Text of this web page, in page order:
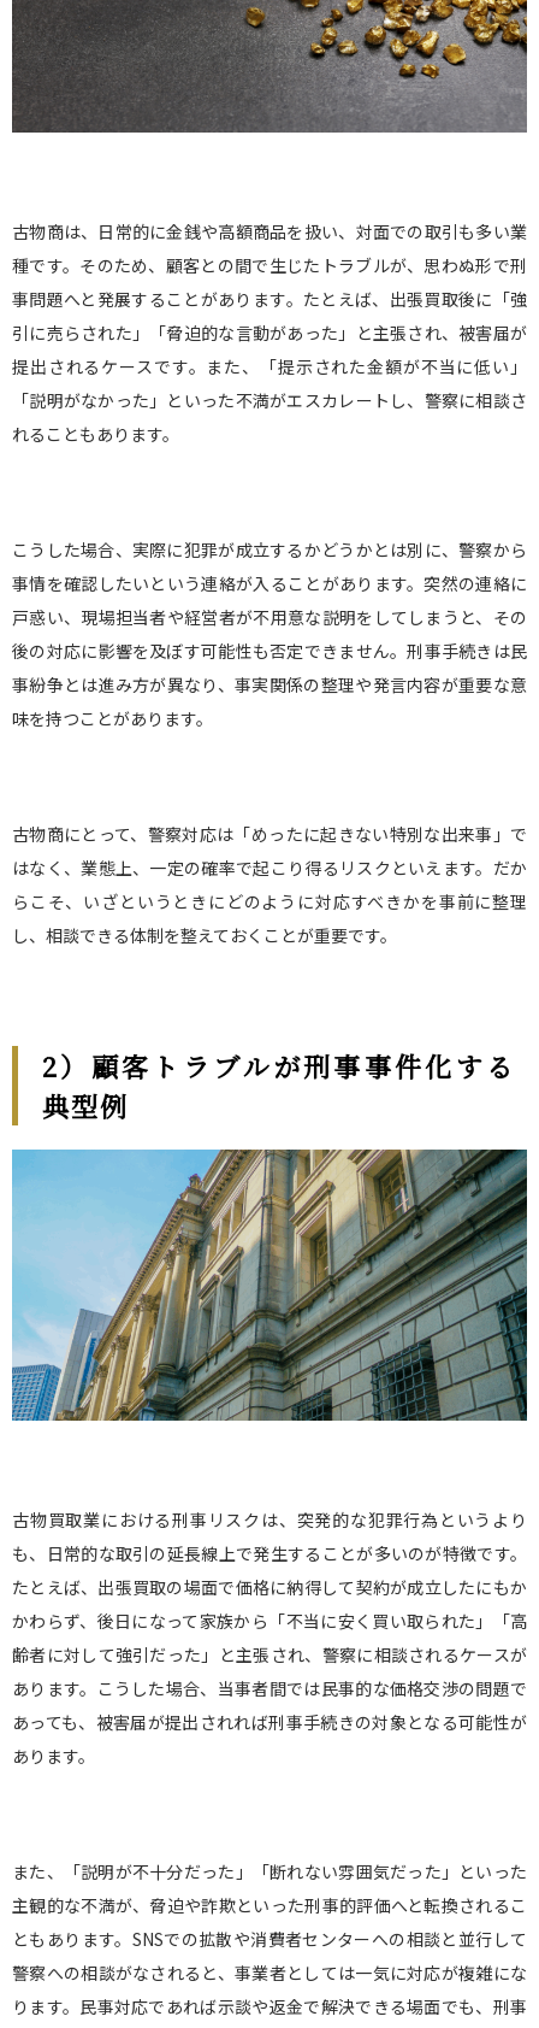
古物商は、日常的に金銭や高額商品を扱い、対面での取引も多い業
種です。そのため、顧客との間で生じたトラブルが、思わぬ形で刑
事問題へと発展することがあります。たとえば、出張買取後に「強
引に売らされた」「脅迫的な言動があった」と主張され、被害届が
提出されるケースです。また、「提示された金額が不当に低い」
「説明がなかった」といった不満がエスカレートし、警察に相談さ
れることもあります。
こうした場合、実際に犯罪が成立するかどうかとは別に、警察から
事情を確認したいという連絡が入ることがあります。突然の連絡に
戸惑い、現場担当者や経営者が不用意な説明をしてしまうと、その
後の対応に影響を及ぼす可能性も否定できません。刑事手続きは民
事紛争とは進み方が異なり、事実関係の整理や発言内容が重要な意
味を持つことがあります。
古物商にとって、警察対応は「めったに起きない特別な出来事」で
はなく、業態上、一定の確率で起こり得るリスクといえます。だか
らこそ、いざというときにどのように対応すべきかを事前に整理
し、相談できる体制を整えておくことが重要です。
2）顧客トラブルが刑事事件化する
典型例
古物買取業における刑事リスクは、突発的な犯罪行為というより
も、日常的な取引の延長線上で発生することが多いのが特徴です。
たとえば、出張買取の場面で価格に納得して契約が成立したにもか
かわらず、後日になって家族から「不当に安く買い取られた」「高
齢者に対して強引だった」と主張され、警察に相談されるケースが
あります。こうした場合、当事者間では民事的な価格交渉の問題で
あっても、被害届が提出されれば刑事手続きの対象となる可能性が
あります。
また、「説明が不十分だった」「断れない雰囲気だった」といった
主観的な不満が、脅迫や詐欺といった刑事的評価へと転換されるこ
ともあります。 SNSでの拡散や消費者センターへの相談と並行して
警察への相談がなされると、事業者としては一気に対応が複雑にな
ります。民事対応であれば示談や返金で解決できる場面でも、刑事